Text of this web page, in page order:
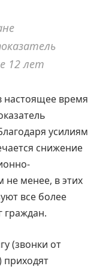
12 лет
настоящее время
усилиям
снижение
не менее, в этих
все более
(звонки от
приходят